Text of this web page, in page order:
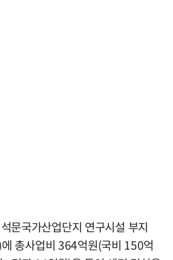
문국가산업단지 연구시설 부지
총사업비 364억원(국비 150억